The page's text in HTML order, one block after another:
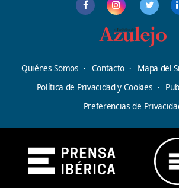
Quiénes Somos Contacto Mapa del
Política de Privacidad y Cookies
Preferencias de